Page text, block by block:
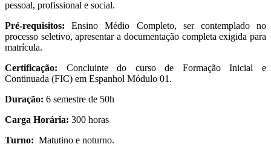
pessoal, profissional e social.
Pré-requisitos:Ensino Médio Completo, ser contemplado no
processo seletivo, apresentar a documentação completa exigida para
matrícula.
Certificação: Concluinte do curso de Formação Inicial e
Continuada (FIC) em Espanhol Módulo 01.
Duração: 6 semestre de 50h
Carga Horária: 300 horas
Turno: Matutino e noturno.